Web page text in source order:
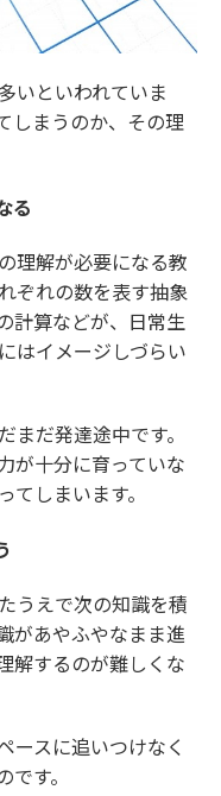
いといわれていま
しまうのか、その理
る
理解が必要になる教
ぞれの数を表す抽象
計算などが、日常生
はイメージしづらい
だ発達途中です。
が十分に育っていな
しまいます。
うえで次の知識を積
があやふやなまま進
解するのが難しくな
ースに追いつけなく
す。